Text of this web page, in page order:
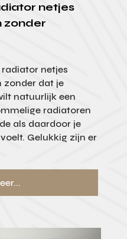
netjes
zonder
radiator netjes
zonder dat je
natuurlijk een
radiatoren
als daardoor je
Gelukkig zijn er